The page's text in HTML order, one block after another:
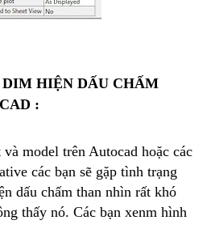
HIỆN DẤU CHẤM
:
model trên Autocad hoặc các
các bạn sẽ gặp tình trạng
dấu chấm than nhìn rất khó
thấy nó. Các bạn xenm hình